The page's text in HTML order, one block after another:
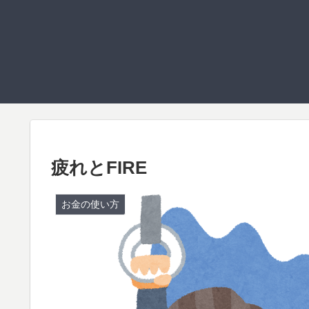
疲れとFIRE
お金の使い方